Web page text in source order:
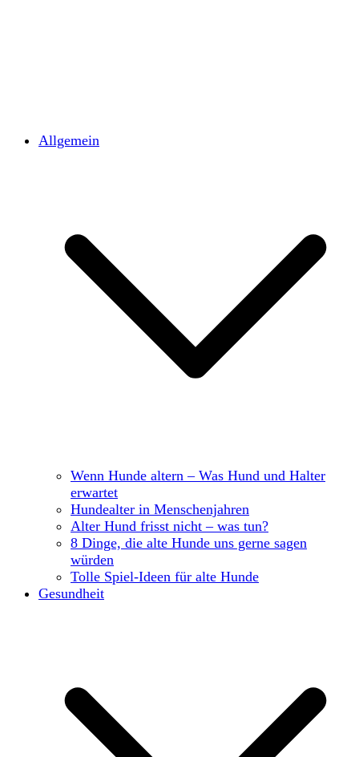
Allgemein
Wenn Hunde altern – Was Hund und Halter
erwartet
Hundealter in Menschenjahren
Alter Hund frisst nicht – was tun?
8 Dinge, die alte Hunde uns gerne sagen
würden
Tolle Spiel-Ideen für alte Hunde
Gesundheit